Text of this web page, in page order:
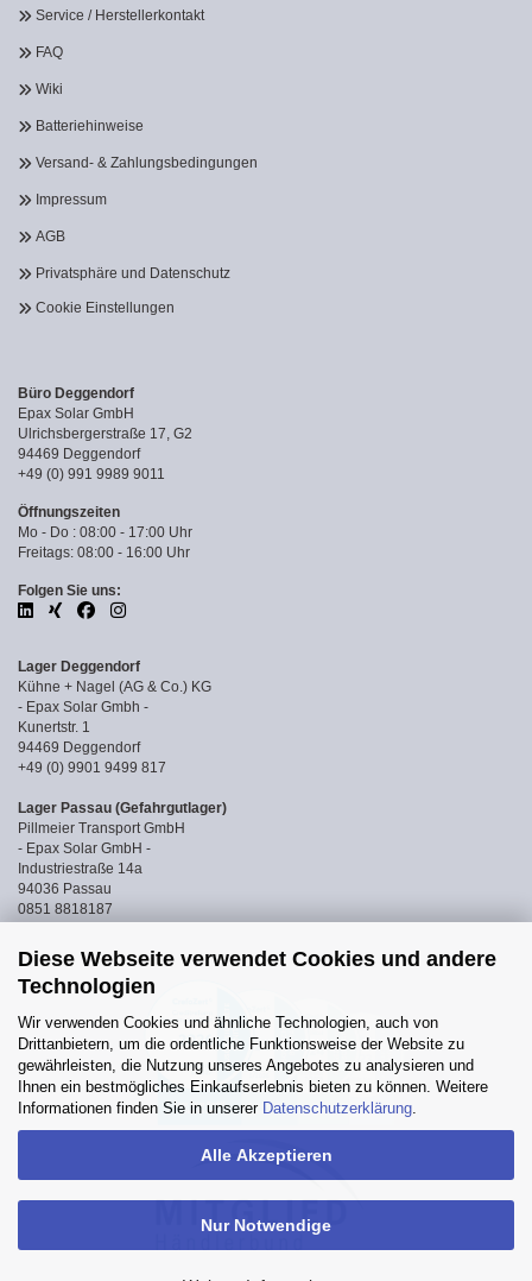
Diese Webseite verwendet Cookies und andere
Technologien
Wir verwenden Cookies und ähnliche Technologien, auch von
Drittanbietern, um die ordentliche Funktionsweise der Website zu
gewährleisten, die Nutzung unseres Angebotes zu analysieren und
Ihnen ein bestmögliches Einkaufserlebnis bieten zu können. Weitere
Informationen finden Sie in unserer Datenschutzerklärung
Alle Akzeptieren
Nur Notwendige
Service / Herstellerkontakt
FAQ
Wiki
Batteriehinweise
Versand- & Zahlungsbedingungen
Impressum
AGB
Privatsphäre und Datenschutz
Cookie Einstellungen
Büro Deggendorf
Epax Solar GmbH
Ulrichsbergerstraße 17, G2
94469 Deggendorf
+49 (0) 991 9989 9011
Öffnungszeiten
Mo - Do : 08:00 - 17:00 Uhr
Freitags: 08:00 - 16:00 Uhr
Folgen Sie uns:
Lager Deggendorf
Kühne + Nagel (AG & Co.) KG
- Epax Solar Gmbh -
Kunertstr. 1
94469 Deggendorf
+49 (0) 9901 9499 817
Lager Passau (Gefahrgutlager)
Pillmeier Transport GmbH
- Epax Solar GmbH -
Industriestraße 14a
94036 Passau
0851 8818187